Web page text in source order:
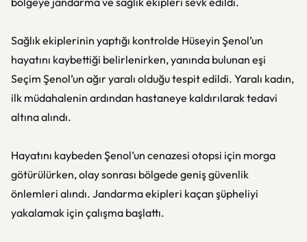
Sağlık ekiplerinin yaptığı kontrolde Hüseyin Şenol’un
hayatını kaybettiği belirlenirken, yanında bulunan eşi
Seçim Şenol’un ağır yaralı olduğu tespit edildi. Yaralı kadın,
ilk müdahalenin ardından hastaneye kaldırılarak tedavi
altına alındı.
Hayatını kaybeden Şenol’un cenazesi otopsi için morga
götürülürken, olay sonrası bölgede geniş güvenlik
önlemleri alındı. Jandarma ekipleri kaçan şüpheliyi
yakalamak için çalışma başlattı.